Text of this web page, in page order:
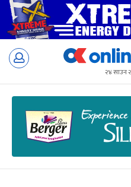
Skip
२४ साउन